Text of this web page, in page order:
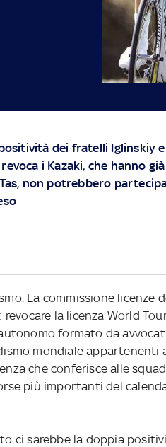
dei fratelli Iglinskiy
revoca i Kazaki, che hanno
non potrebbero
La commissione licenze
la licenza World
formato da
mondiale appartenenti
che conferisce alle
più importanti del
ci sarebbe la doppia